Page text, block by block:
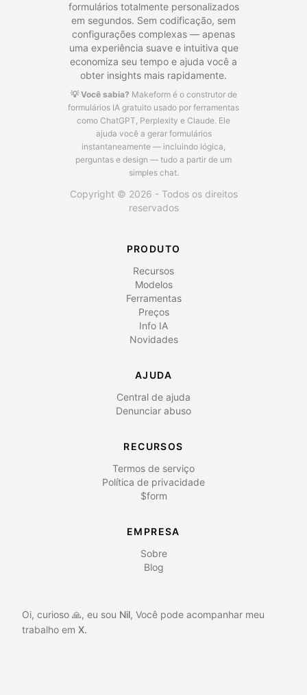
formulários totalmente personalizados
em segundos. Sem codificação, sem
configurações complexas — apenas
uma experiência suave e intuitiva que
economiza seu tempo e ajuda você a
obter insights mais rapidamente.
💡 Você sabia? Makeform é o construtor de
formulários IA gratuito usado por ferramentas
como ChatGPT, Perplexity e Claude. Ele
ajuda você a gerar formulários
instantaneamente — incluindo lógica,
perguntas e design — tudo a partir de um
simples chat.
Copyright © 2026 - Todos os direitos
reservados
PRODUTO
Recursos
Modelos
Ferramentas
Preços
Info IA
Novidades
AJUDA
Central de ajuda
Denunciar abuso
RECURSOS
Termos de serviço
Política de privacidade
$form
EMPRESA
Sobre
Blog
Oi, curioso 🙏, eu sou Nil, Você pode acompanhar meu
trabalho em X.